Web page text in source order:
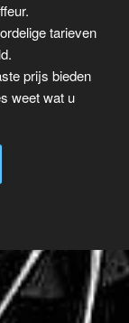
tarieven
prijs bieden
weet wat u